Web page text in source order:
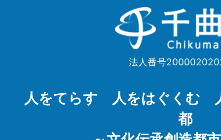
千
曲
Chikuma
法人番号
人をてらす 人をはぐくむ
都